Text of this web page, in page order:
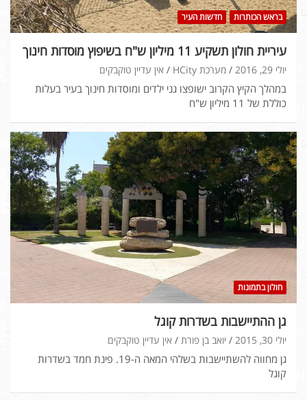
בראש הכותרות חדשות העיר
עיריית חולון תשקיע 11 מיליון ש"ח בשיפוץ מוסדות חינוך
יולי 29, 2016 מערכת HCity אין עדיין טוקבקים
במהלך הקיץ הקרוב ישופצו גני ילדים ומוסדות חינוך בעיר בעלות
כוללת של 11 מיליון ש"ח
חולון בתמונות
גן ההתיישבות בשדרות קוגל
יולי 30, 2015 יואב בן פורת אין עדיין טוקבקים
גן מחווה להשתיישבות בשלהי המאה ה-19. פינת חמד בשדרות
קוגל